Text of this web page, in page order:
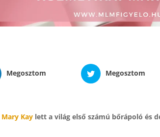
Megosztom Megosztom
Mary Kay lett a világ első számú bőrápoló és